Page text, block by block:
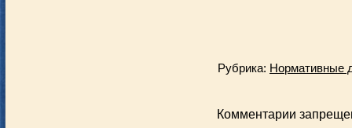
Рубрика: Нормативные
Комментарии